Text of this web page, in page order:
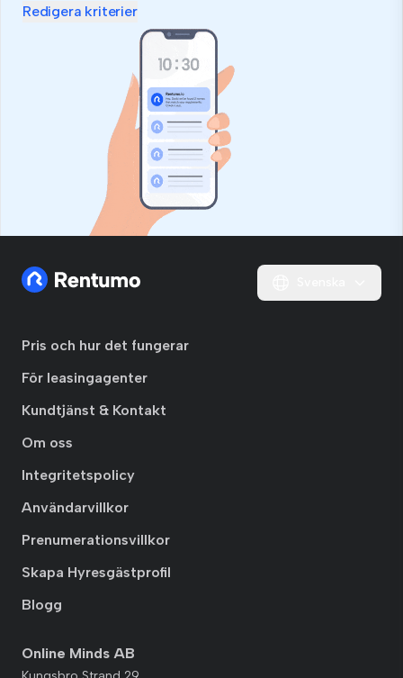
Redigera kriterier
Pris och hur det fungerar
För leasingagenter
Kundtjänst & Kontakt
Om oss
Integritetspolicy
Användarvillkor
Prenumerationsvillkor
Skapa Hyresgästprofil
Blogg
Online Minds AB